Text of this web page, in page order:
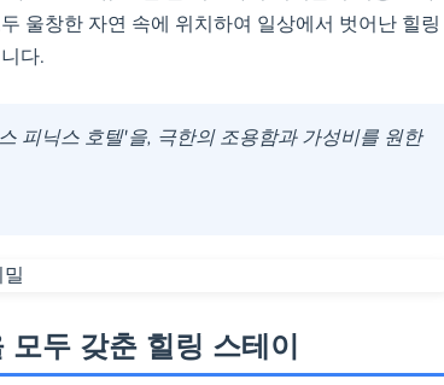
름다운 호수와 후지
→
울창한 자연 속에 위치하여 일상에서 벗어난 힐링
다.
피닉스 호텔'을, 극한의 조용함과 가성비를 원한
두 갖춘 힐링 스테이